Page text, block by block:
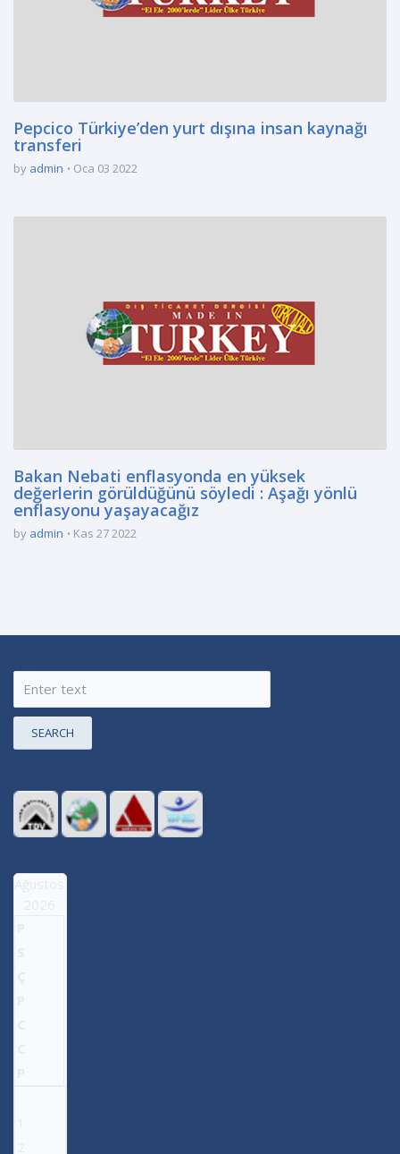
Pepcico Türkiye’den yurt dışına insan kaynağı
transferi
by admin Oca 03 2022
Bakan Nebati enflasyonda en yüksek
değerlerin görüldüğünü söyledi : Aşağı yönlü
enflasyonu yaşayacağız
by admin Kas 27 2022
SEARCH
Ağustos
2026
P
S
Ç
P
C
C
P
1
2